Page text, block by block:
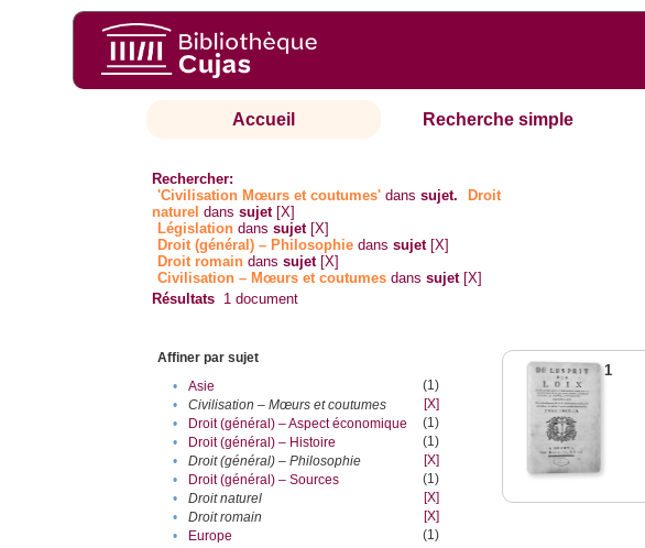
Accueil Recherche simple
Rechercher:
'Civilisation Mœurs et coutumes' danssujet.
Droit
naturel danssujet [X]
Législation danssujet [X]
Droit (général) – Philosophie danssujet [X]
Droit romain danssujet [X]
Civilisation – Mœurs et coutumes danssujet [X]
Résultats 1 document
Affiner par sujet
•
Asie
(1)
•
Civilisation – Mœurs et coutumes
[X]
•
Droit (général) – Aspect économique
(1)
•
Droit (général) – Histoire
(1)
•
Droit (général) – Philosophie
[X]
•
Droit (général) – Sources
(1)
•
Droit naturel
[X]
•
Droit romain
[X]
•
Europe
(1)
1